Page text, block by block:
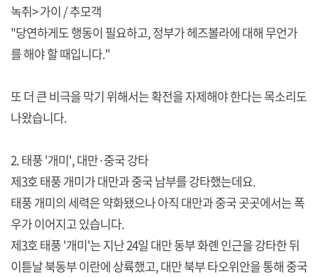
녹취> 가이 / 추모객
"당연하게도 행동이 필요하고, 정부가 헤즈볼라에 대해 무언가
를 해야 할 때입니다."
또 더 큰 비극을 막기 위해서는 확전을 자제해야 한다는 목소리도
나왔습니다.
2. 태풍 '개미', 대만·중국 강타
제3호 태풍 개미가 대만과 중국 남부를 강타했는데요.
태풍 개미의 세력은 약화됐으나 아직 대만과 중국 곳곳에서는 폭
우가 이어지고 있습니다.
제3호 태풍 '개미'는 지난 24일 대만 동부 화롄 인근을 강타한 뒤
이튿날 북동부 이란에 상륙했고, 대만 북부 타오위안을 통해 중국